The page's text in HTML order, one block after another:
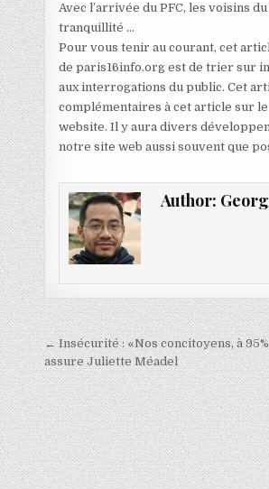
Avec l’arrivée du PFC, les voisins
tranquillité …
Pour vous tenir au courant, cet
de paris16info.org est de trier sur
aux interrogations du public. Cet
complémentaires à cet article sur
website. Il y aura divers
notre site web aussi souvent que
Author:
Navigation
de
l’article
← Insécurité : «Nos concitoyens, à
assure Juliette Méadel